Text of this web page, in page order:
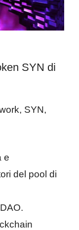
SYN di
SYN,
e
del pool di